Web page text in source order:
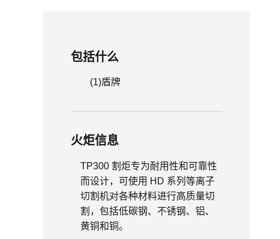
包括什么
(1)盾牌
火炬信息
TP300 割炬专为耐用性和可靠性
而设计，可使用 HD 系列等离子
切割机对各种材料进行高质量切
割，包括低碳钢、不锈钢、铝、
黄铜和铜。